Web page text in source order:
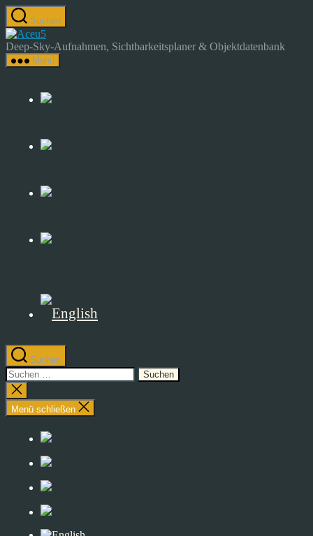
Zum
Inhalt
springen
Suchen
Astrocamp
–
Astrofotografie
Sky-
Deep-Sky-Aufnahmen, Sichtbarkeitsplaner & Objektdatenbank
Menü
Suchen
Suchen
nach:
Suche
schließen
Menü schließen